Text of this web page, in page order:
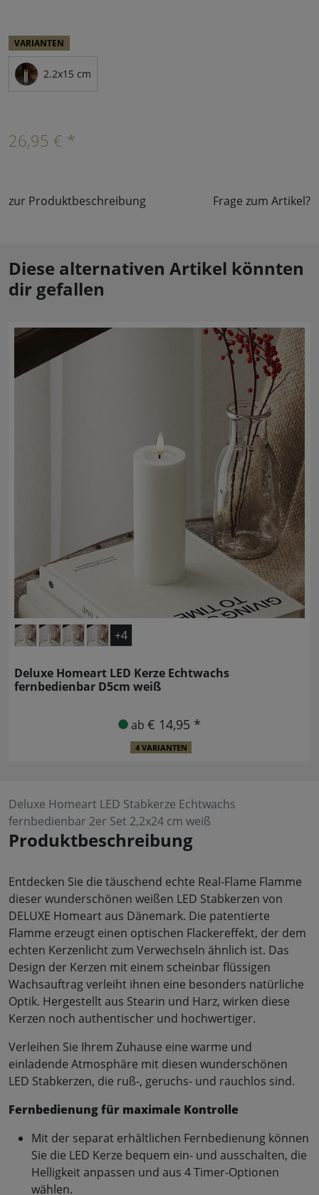
VARIANTEN
2.2x15 cm
26,95 € *
zur Produktbeschreibung Frage zum Artikel?
Diese alternativen Artikel könnten
dir gefallen
+4
Deluxe Homeart LED Kerze Echtwachs
fernbedienbar D5cm weiß
ab € 14,95 *
4 VARIANTEN
Deluxe Homeart LED Stabkerze Echtwachs
fernbedienbar 2er Set 2,2x24 cm weiß
Produktbeschreibung
Entdecken Sie die täuschend echte Real-Flame Flamme
dieser wunderschönen weißen LED Stabkerzen von
DELUXE Homeart aus Dänemark. Die patentierte
Flamme erzeugt einen optischen Flackereffekt, der dem
echten Kerzenlicht zum Verwechseln ähnlich ist. Das
Design der Kerzen mit einem scheinbar flüssigen
Wachsauftrag verleiht ihnen eine besonders natürliche
Optik. Hergestellt aus Stearin und Harz, wirken diese
Kerzen noch authentischer und hochwertiger.
Verleihen Sie Ihrem Zuhause eine warme und
einladende Atmosphäre mit diesen wunderschönen
LED Stabkerzen, die ruß-, geruchs- und rauchlos sind.
Fernbedienung für maximale Kontrolle
Mit der separat erhältlichen Fernbedienung können
Sie die LED Kerze bequem ein- und ausschalten, die
Helligkeit anpassen und aus 4 Timer-Optionen
wählen.